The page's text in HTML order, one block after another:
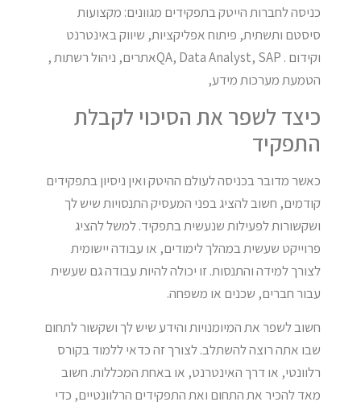
כניסה לחברות הייטק בתפקידים מגוונים: מקצועות
סיסטם ותשתית, פיתוח אפליקציות, שיווק באינטרנט
וקידום . QA, Data Analyst, SAPאתרים, ניהול רשתות ,
הטמעת מערכות מידע,
כיצד לשפר את הסיכוי לקבלת
התפקיד
כאשר מדובר בכניסה לעולם ההיטק ואין ניסיון בתפקידים
קודמים, חשוב להציג בפני המעסיק התנסויות שיש לך
ושקשורות לפעילות שנעשית בתפקיד. למשל להציג
פרוייקט שעשית במהלך לימודים, או עבודה יישומית
לצורך למידה והתנסות. זו יכולה להיות עבודה גם שעשית
עבור חברים, שכנים או משפחה.
חשוב לשפר את המיומנויות והידע שיש לך ושקשור לתחום
שבו אתה רוצה להשתלב. לצורך זה כדאי ללמוד בקורס
רלוונטי, או דרך האינטרנט, או באחת המכללות. חשוב
מאד להכיר את התחום ואת התפקידים הרלוונטיים, כדי